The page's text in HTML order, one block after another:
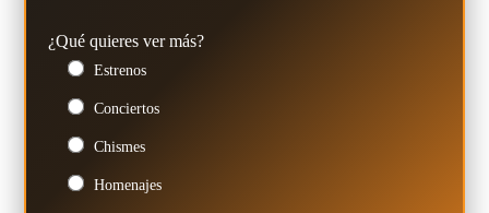
¿Qué quieres ver más?
Estrenos
Conciertos
Chismes
Homenajes